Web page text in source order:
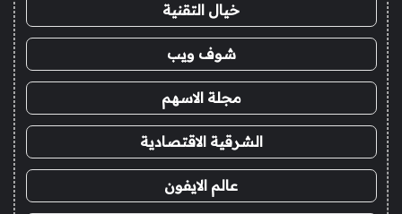
خيال التقنية
شوف ويب
مجلة الاسهم
الشرقية الاقتصادية
عالم الايفون